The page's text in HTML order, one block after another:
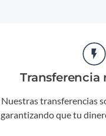
Transferencia
Nuestras transferencias
garantizando que tu